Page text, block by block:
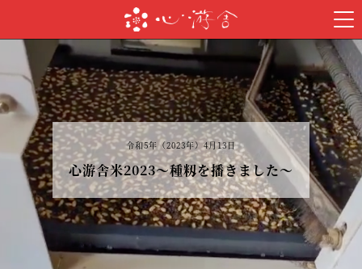
令和5年（2023年）4月13日
心游舎米2023～種籾を播きました～